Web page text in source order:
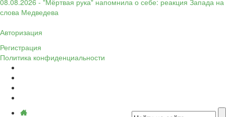
08.08.2026 - "Мёртвая рука" напомнила о себе: реакция Запада на
слова Медведева
Авторизация
Регистрация
Политика конфиденциальности